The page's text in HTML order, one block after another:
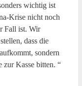
wichtig ist
Krise nicht noch
Fall ist. Wir
dass die
sondern
zur Kasse bitten. “